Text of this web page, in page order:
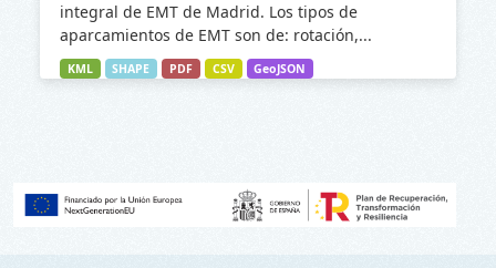
integral de EMT de Madrid. Los tipos de
aparcamientos de EMT son de: rotación,...
KML SHAPE PDF CSV GeoJSON